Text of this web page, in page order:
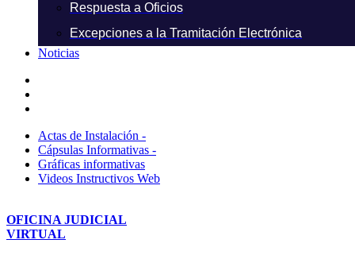
Respuesta a Oficios
Excepciones a la Tramitación Electrónica
Noticias
Actas de Instalación -
Cápsulas Informativas -
Gráficas informativas
Videos Instructivos Web
OFICINA JUDICIAL
VIRTUAL